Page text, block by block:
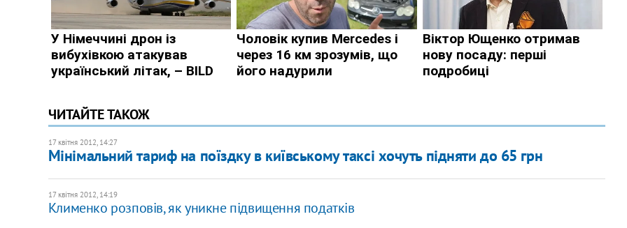
ЧИТАЙТЕ ТАКОЖ
17 квітня 2012, 14:27
Мінімальний тариф на поїздку в київському таксі хочуть підняти до 65 грн
17 квітня 2012, 14:19
Клименко розповів, як уникне підвищення податків